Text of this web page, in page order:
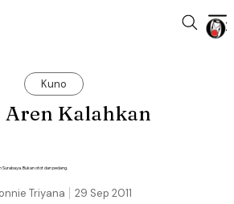
Kuno
Aren Kalahkan
Bukan otot dan pedang.
29 Sep 2011
Triyana